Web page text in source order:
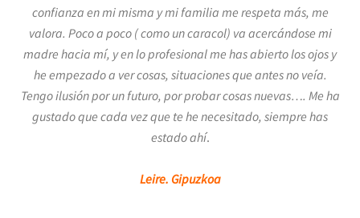
confianza en mi misma y mi familia me respeta más, me
valora. Poco a poco ( como un caracol) va acercándose mi
madre hacia mí, y en lo profesional me has abierto los ojos y
he empezado a ver cosas, situaciones que antes no veía.
Tengo ilusión por un futuro, por probar cosas nuevas…. Me ha
gustado que cada vez que te he necesitado, siempre has
estado ahí.
Leire. Gipuzkoa